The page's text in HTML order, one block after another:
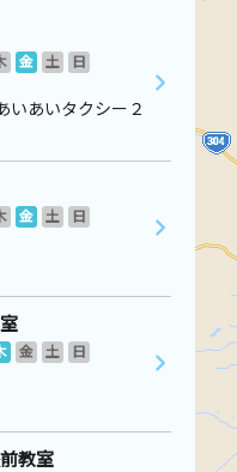
金 土
日
いあいタクシー２
金 土
日
金 土
日
教室